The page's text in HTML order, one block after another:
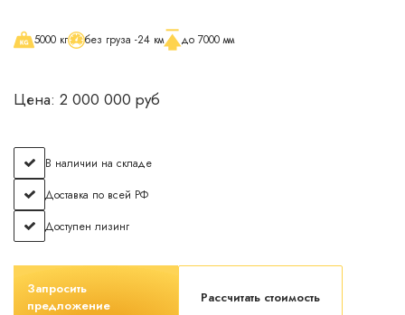
5000 кг без груза -24 км до 7000 мм
Цена: 2 000 000 руб
В наличии на складе
Доставка по всей РФ
Доступен лизинг
Запросить
предложение
Рассчитать стоимость